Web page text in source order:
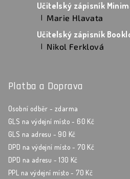
Učitelský zápisník
Hodnocení produktu je 5 z 5
| Marie Hlavata
Učitelský zápisník
Hodnocení produktu je 5 z 5
| Nikol Ferklová
Platba a Doprava
Osobní odběr - zdarma
GLS na výdejní místo - 60 Kč
GLS na adresu - 90 Kč
DPD na výdejní místo - 70 Kč
DPD na adresu - 130 Kč
PPL na výdejní místo - 70 Kč